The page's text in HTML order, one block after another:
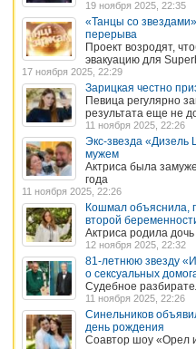
19 ноября 2025, 22:35
«Танцы со
перерыва
Проект возродят,
эвакуацию для
17 ноября 2025, 22:29
Зарицкая честно
Певица регулярно
результата еще не
11 ноября 2025, 22:26
Экс-звезда «Дизель
мужем
Актриса была
года
11 ноября 2025, 22:26
Кошмал объяснила,
второй
Актриса родила
12 ноября 2025, 22:32
81-летнюю звезду
о сексуальных
Судебное
11 ноября 2025, 22:26
Синельников
день рождения
Соавтор шоу «Орел